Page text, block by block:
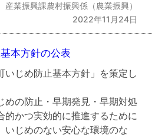
産業振興課農村振興係（農業振興）
2022年11月24日
本方針の公表
じめ防止基本方針」を策定し
の防止・早期発見・早期対処
的かつ実効的に推進するために
いじめのない安心な環境のな